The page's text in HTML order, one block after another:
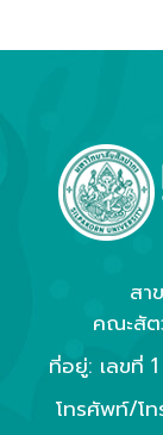
สา
คณะสัต
ที่อยู่: เลขที่
โทรศัพท์/โท